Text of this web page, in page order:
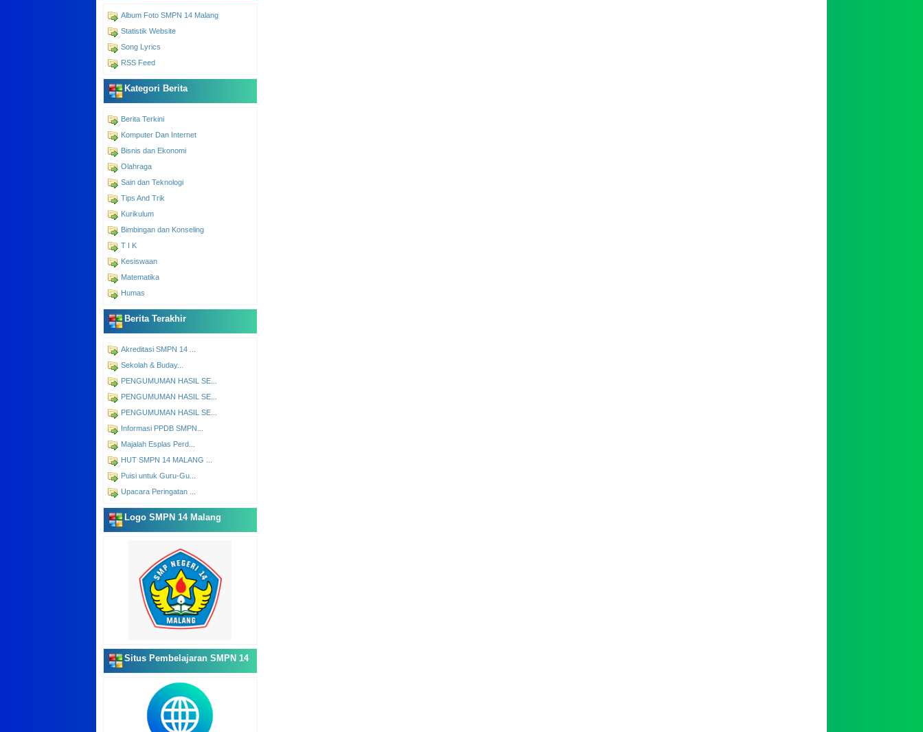
Album Foto SMPN 14 Malang
Statistik Website
Song Lyrics
RSS Feed
Kategori Berita
Berita Terkini
Komputer Dan Internet
Bisnis dan Ekonomi
Olahraga
Sain dan Teknologi
Tips And Trik
Kurikulum
Bimbingan dan Konseling
T I K
Kesiswaan
Matematika
Humas
Berita Terakhir
Akreditasi SMPN 14 ...
Sekolah & Buday...
PENGUMUMAN HASIL SE...
PENGUMUMAN HASIL SE...
PENGUMUMAN HASIL SE...
Informasi PPDB SMPN...
Majalah Esplas Perd...
HUT SMPN 14 MALANG ...
Puisi untuk Guru-Gu...
Upacara Peringatan ...
Logo SMPN 14 Malang
Situs Pembelajaran SMPN 14